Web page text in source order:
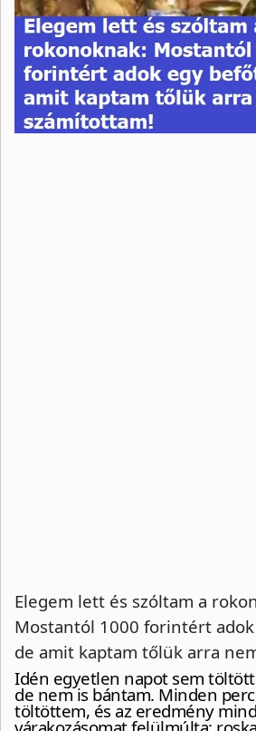
Elegem lett és szóltam a
Mostantól 1000 forintért
de amit kaptam tőlük arra
Idén egyetlen napot sem
de nem is bántam. Minden
töltöttem, és az eredmény